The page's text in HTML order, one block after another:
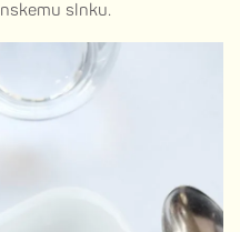
slnku.